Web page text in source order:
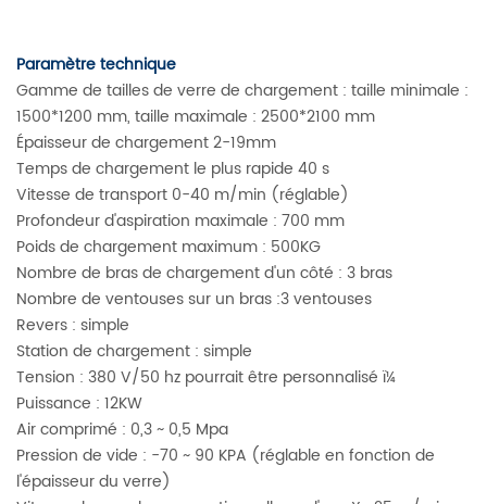
Paramètre technique
Gamme de tailles de verre de chargement : taille minimale :
1500*1200 mm, taille maximale : 2500*2100 mm
Épaisseur de chargement 2-19mm
Temps de chargement le plus rapide 40 s
Vitesse de transport 0-40 m/min (réglable)
Profondeur d'aspiration maximale : 700 mm
Poids de chargement maximum : 500KG
Nombre de bras de chargement d'un côté : 3 bras
Nombre de ventouses sur un bras :3 ventouses
Revers : simple
Station de chargement : simple
Tension : 380 V/50 hz pourrait être personnalisé ï¼
Puissance : 12KW
Air comprimé : 0,3 ~ 0,5 Mpa
Pression de vide : -70 ~ 90 KPA (réglable en fonction de
l'épaisseur du verre)